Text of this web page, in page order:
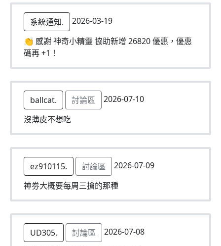
系統通知.
2026-03-19
👏 感謝 神奇小精靈 協助新增 26820 優惠，優惠
碼再 +1！
ballcat. 討論區
2026-07-10
沒薄皮不想吃
ez910115. 討論區
2026-07-09
神劵大概要每周三搶的那種
UD305. 討論區
2026-07-08